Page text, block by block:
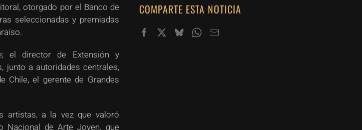
otorgado por el Banco de
seleccionadas y premiadas
el director de Extensión y
junto a autoridades centrales,
Chile, el gerente de Grandes
artistas, a la vez que valoró
Nacional de Arte Joven, que
COMPARTE ESTA NOTICIA